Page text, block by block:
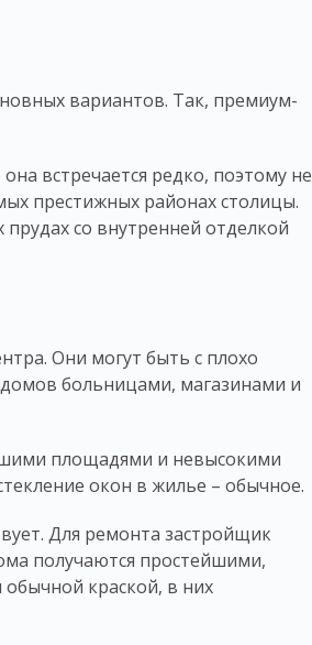
вариантов. Так, премиум-
встречается редко, поэтому не
престижных районах столицы.
со внутренней отделкой
Они могут быть с плохо
больницами, магазинами и
площадями и невысокими
окон в жилье – обычное.
Для ремонта застройщик
получаются простейшими,
краской, в них